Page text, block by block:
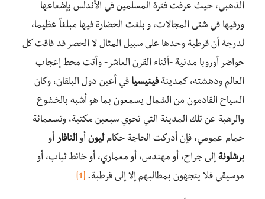
الذهبي، حيث عرفت فترة المسلمين في الأندلس بإشعاعها
ورقيها في شتى المجالات، و بلغت الحضارة فيها مبلغاً عظيما،
لدرجة أن قرطبة وحدها على سبيل المثال لا الحصر قد فاقت كل
حواضر أوروبا مدنية -أثناء القرن العاشر- وأتت محط إعجاب
العالم ودهشته، كمدينةفينيسيا في أعين دول البلقان، وكان
السياح القادمون من الشمال يسمعون بما هو أشبه بالخشوع
والرهبة عن تلك المدينة التي تحوي سبعين مكتبة، وتسعمائة
حمام عمومي، فإن أدركت الحاجة حكام ليون أو النافار أو
برشلونة إلى جراح، أو مهندس، أو معماري، أو خائط ثياب، أو
موسيقي فلا يتجهون بمطالبهم إلا إلى قرطبة. [1]